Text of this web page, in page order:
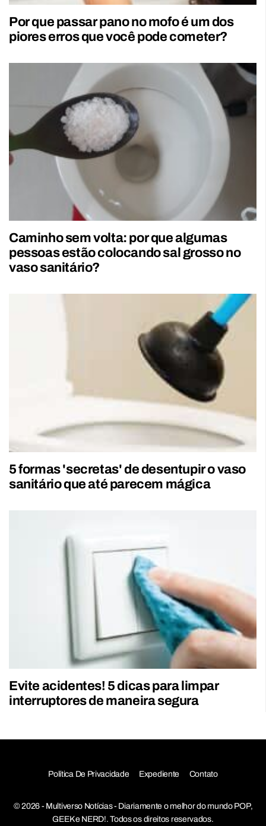
Por que passar pano no mofo é um dos
piores erros que você pode cometer?
Caminho sem volta: por que algumas
pessoas estão colocando sal grosso no
vaso sanitário?
5 formas 'secretas' de desentupir o vaso
sanitário que até parecem mágica
Evite acidentes! 5 dicas para limpar
interruptores de maneira segura
Política De Privacidade Expediente Contato
© 2026 - Multiverso Notícias - Diariamente o melhor do mundo POP,
GEEK e NERD!. Todos os direitos reservados.